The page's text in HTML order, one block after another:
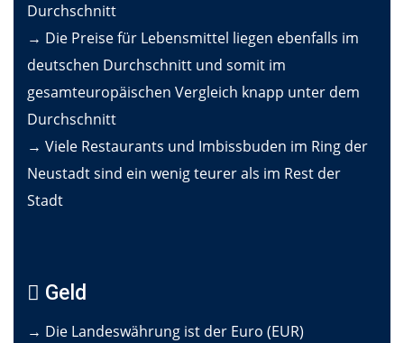
Durchschnitt
→ Die Preise für Lebensmittel liegen ebenfalls im
deutschen Durchschnitt und somit im
gesamteuropäischen Vergleich knapp unter dem
Durchschnitt
→ Viele Restaurants und Imbissbuden im Ring der
Neustadt sind ein wenig teurer als im Rest der
Stadt
Geld
→ Die Landeswährung ist der Euro (EUR)